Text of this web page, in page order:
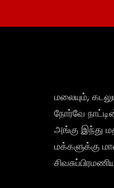
மலையும்,
நோர்வே
அங்கு இந்து
மக்களுக்கு